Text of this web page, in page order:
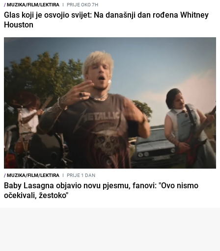
/MUZIKA/FILM/LEKTIRA I PRIJE OKO 7H
Glas koji je osvojio svijet: Na današnji dan rođena Whitney
Houston
/MUZIKA/FILM/LEKTIRA I PRIJE 1 DAN
Baby Lasagna objavio novu pjesmu, fanovi: "Ovo nismo
očekivali, žestoko"